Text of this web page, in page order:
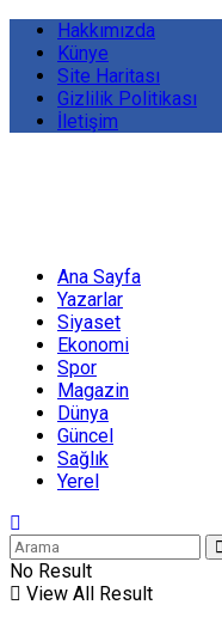
Hakkımızda
Künye
Site Haritası
Gizlilik Politikası
İletişim
Ana Sayfa
Yazarlar
Siyaset
Ekonomi
Spor
Magazin
Dünya
Güncel
Sağlık
Yerel
No Result
View All Result